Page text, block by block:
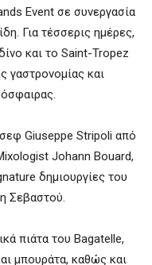
Event σε συνεργασία
. Για τέσσερις ημέρες,
και το Saint-Tropez
γαστρονομίας και
Giuseppe Stripoli από
Johann Bouard,
δημιουργίες του
Σεβαστού.
πιάτα του Bagatelle,
μπουράτα, καθώς και